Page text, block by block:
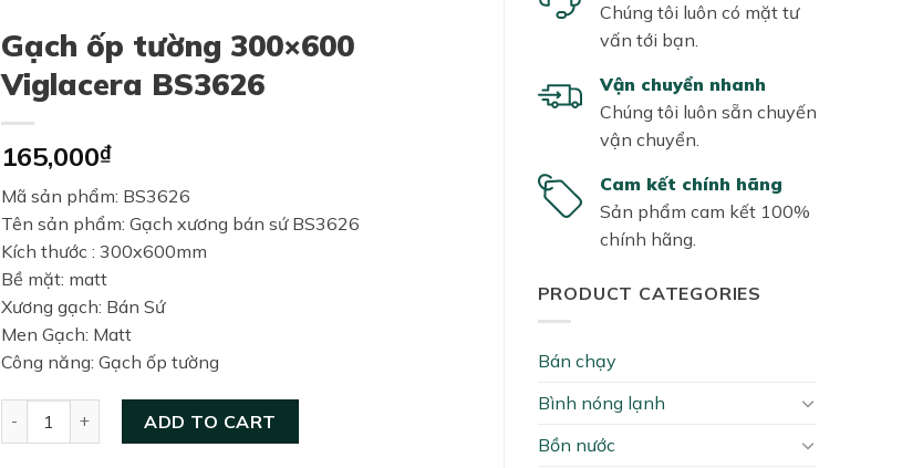
Chúng tôi luôn có mặt tư
vấn tới bạn.
Vận chuyển nhanh
Chúng tôi luôn sẵn chuyến
vận chuyển.
Cam kết chính hãng
Sản phẩm cam kết 100%
chính hãng.
PRODUCT CATEGORIES
Bán chạy
Bình nóng lạnh
Bồn nước
Gạch ốp tường 300×600
Viglacera BS3626
165,000₫
Mã sản phẩm: BS3626
Tên sản phẩm: Gạch xương bán sứ BS3626
Kích thước : 300x600mm
Bề mặt: matt
Xương gạch: Bán Sứ
Men Gạch: Matt
Công năng: Gạch ốp tường
ADD TO CART